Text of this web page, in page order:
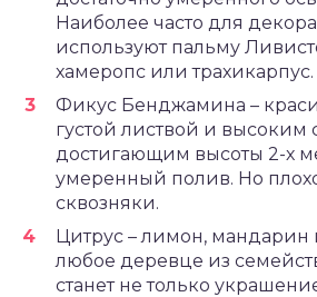
Наиболее часто для
используют пальму
хамеропс или трахикарпус.
Фикус Бенджамина –
густой листвой и высоким
достигающим высоты 2-х
умеренный полив. Но
сквозняки.
Цитрус – лимон, мандарин
любое деревце из
станет не только